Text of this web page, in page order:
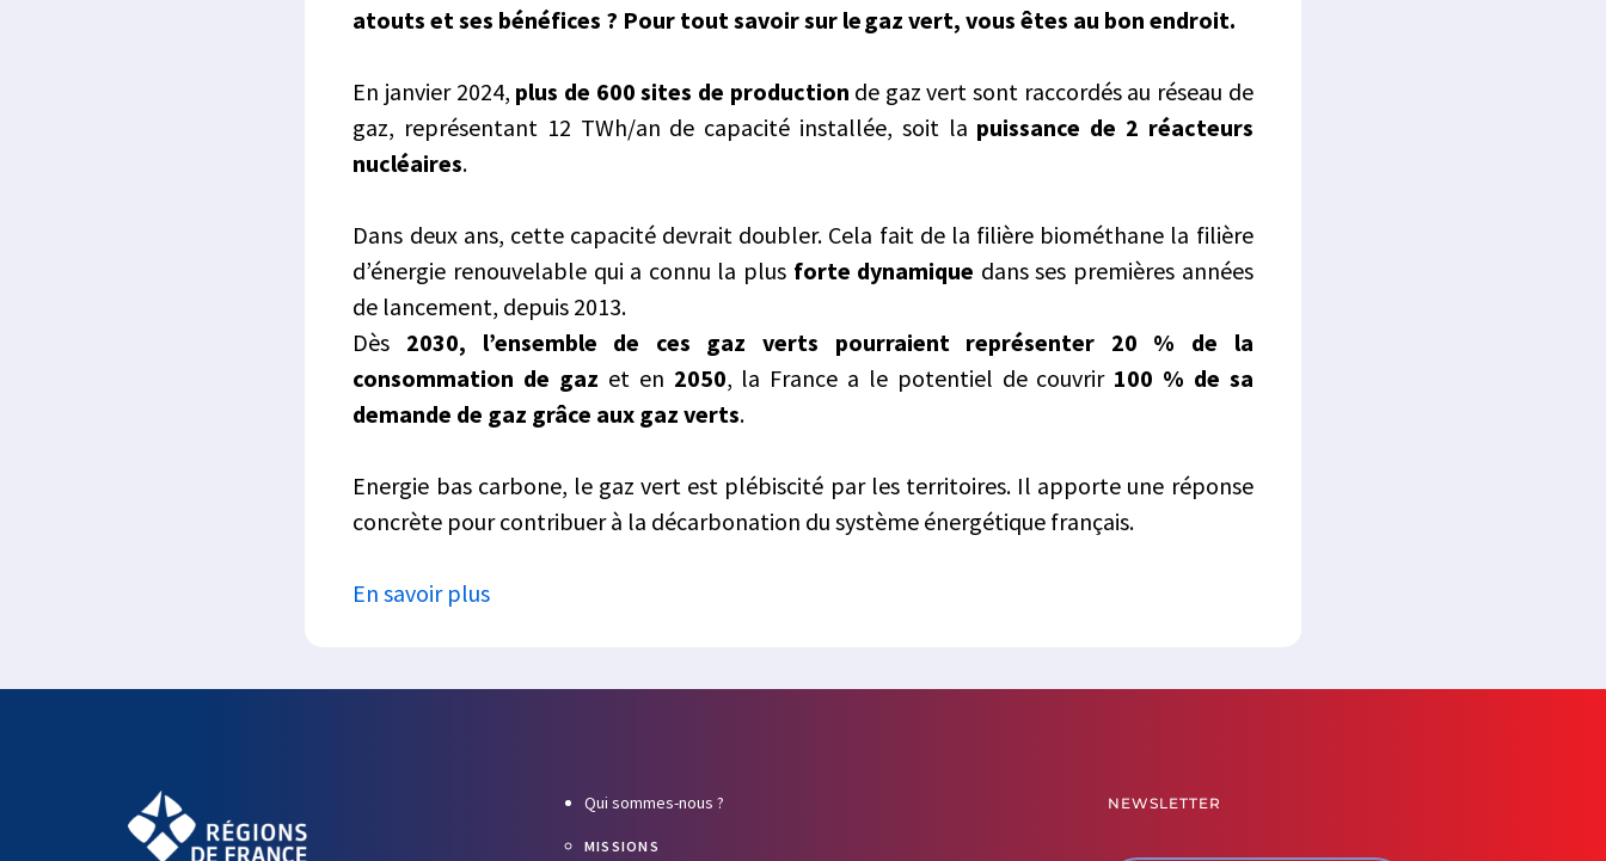
atouts et ses bénéfices ? Pour tout savoir sur le gaz vert, vous êtes au bon endroit.
En janvier 2024, plus de 600 sites de production de gaz vert sont raccordés au réseau de
gaz, représentant 12 TWh/an de capacité installée, soit la puissance de 2 réacteurs
nucléaires.
Dans deux ans, cette capacité devrait doubler. Cela fait de la filière biométhane la filière
d’énergie renouvelable qui a connu la plus forte dynamique dans ses premières années
de lancement, depuis 2013.
Dès 2030, l’ensemble de ces gaz verts pourraient représenter 20 % de la
consommation de gaz et en 2050, la France a le potentiel de couvrir 100 % de sa
demande de gaz grâce aux gaz verts.
Energie bas carbone, le gaz vert est plébiscité par les territoires. Il apporte une réponse
concrète pour contribuer à la décarbonation du système énergétique français.
En savoir plus
Qui sommes-nous ?
MISSIONS
NEWSLETTER